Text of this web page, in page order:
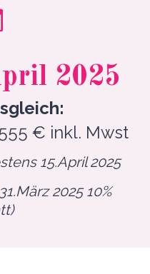
2025
€ inkl. Mwst
15.April 2025
2025 10%